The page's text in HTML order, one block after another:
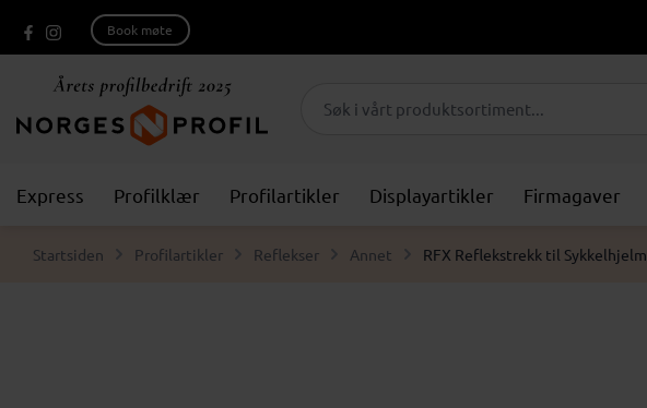
Book møte
Express Profilklær Profilartikler Displayartikler Firmagaver
Startsiden Profilartikler Reflekser Annet RFX Reflekstrekk til Sykkelhjelm